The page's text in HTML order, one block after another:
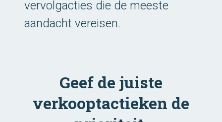
vervolgacties die de meeste
aandacht vereisen.
Geef de juiste
verkooptactieken de